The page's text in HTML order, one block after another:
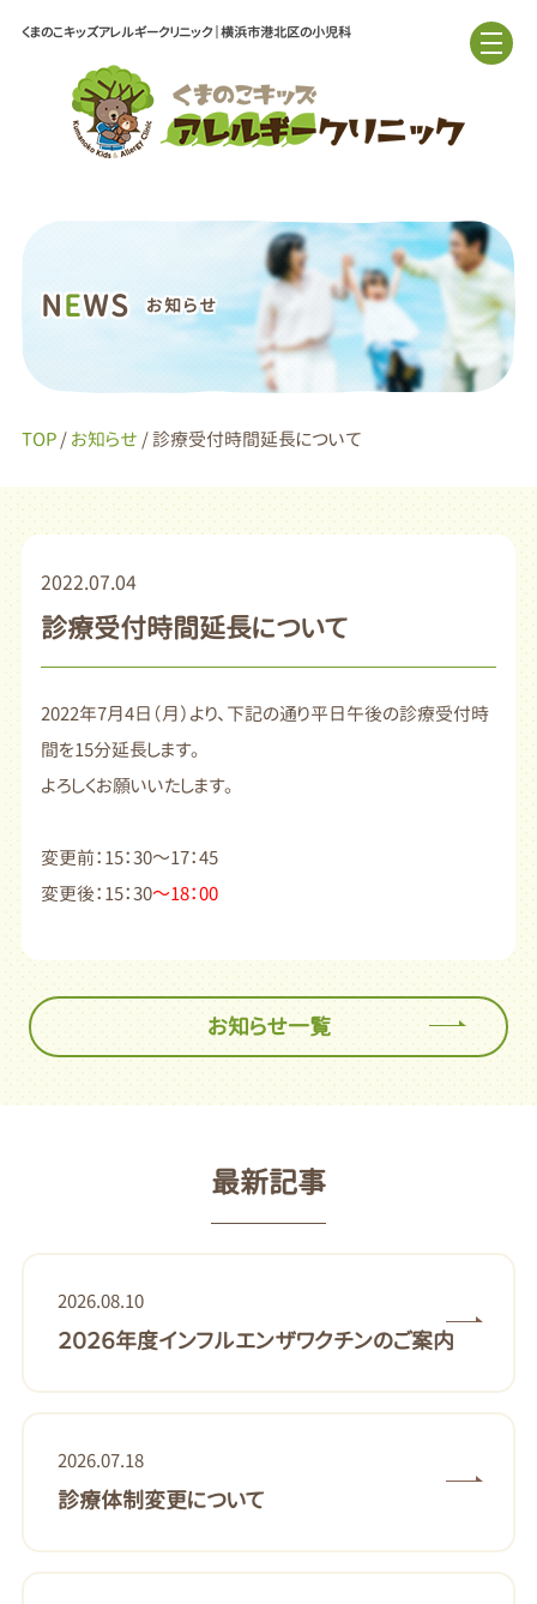
くまのこキッズアレルギークリニック｜横浜市港北区の小児科
NEWS お知らせ
TOP/お知らせ / 診療受付時間延長について
2022.07.04
診療受付時間延長について
2022年7月4日（月）より、下記の通り平日午後の診療受付時
間を15分延長します。
よろしくお願いいたします。
変更前：15：30～17：45
変更後：15：30～18：00
お知らせ一覧
最新記事
2026.08.10
２０２６年度インフルエンザワクチンのご案内
2026.07.18
診療体制変更について